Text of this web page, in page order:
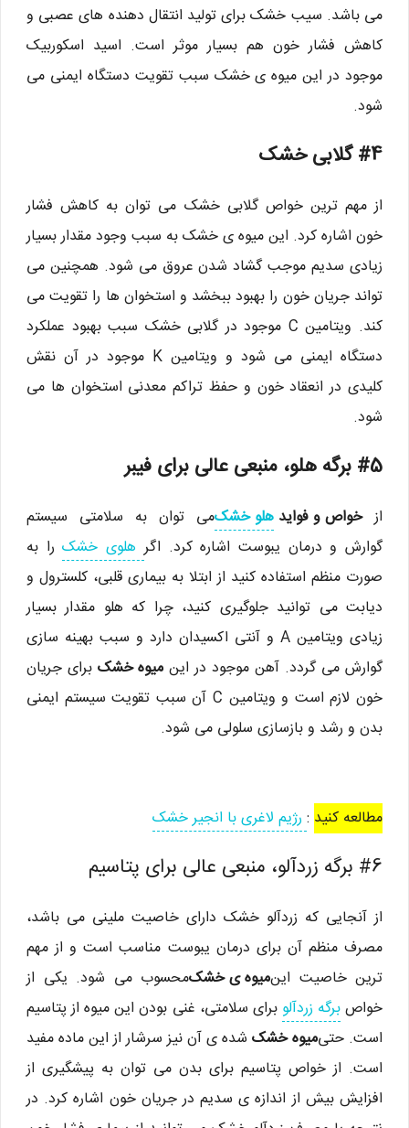
می باشد. سیب خشک برای تولید انتقال دهنده های عصبی و
کاهش فشار خون هم بسیار موثر است. اسید اسکوربیک
موجود در این میوه ی خشک سبب تقویت دستگاه ایمنی می
شود.
#4 گلابی خشک
از مهم ترین خواص گلابی خشک می توان به کاهش فشار
خون اشاره کرد. این میوه ی خشک به سبب وجود مقدار بسیار
زیادی سدیم موجب گشاد شدن عروق می شود. همچنین می
تواند جریان خون را بهبود ببخشد و استخوان ها را تقویت می
کند. ویتامین C موجود در گلابی خشک سبب بهبود عملکرد
دستگاه ایمنی می شود و ویتامین K موجود در آن نقش
کلیدی در انعقاد خون و حفظ تراکم معدنی استخوان ها می
شود.
#5 برگه هلو، منبعی عالی برای فیبر
ازخواص و فواید هلو خشکمی توان به سلامتی سیستم
گوارش و درمان یبوست اشاره کرد. اگرهلوی خشکرا به
صورت منظم استفاده کنید از ابتلا به بیماری قلبی، کلسترول و
دیابت می توانید جلوگیری کنید، چرا که هلو مقدار بسیار
زیادی ویتامین A و آنتی اکسیدان دارد و سبب بهینه سازی
گوارش می گردد. آهن موجود در این میوه خشک برای جریان
خون لازم است و ویتامین C آن سبب تقویت سیستم ایمنی
بدن و رشد و بازسازی سلولی می شود.
مطالعه کنید : رژیم لاغری با انجیر خشک
#6 برگه‌ زردآلو، منبعی عالی برای پتاسیم
از آنجایی که زردآلو خشک دارای خاصیت ملینی می باشد،
مصرف منظم آن برای درمان یبوست مناسب است و از مهم
ترین خاصیت اینمیوه ی خشکمحسوب می شود. یکی از
خواصبرگه زردآلو برای سلامتی، غنی بودن این میوه از پتاسیم
است. حتیمیوه خشک شده ی آن نیز سرشار از این ماده مفید
است. از خواص پتاسیم برای بدن می توان به پیشگیری از
افزایش بیش از اندازه ی سدیم در جریان خون اشاره کرد. در